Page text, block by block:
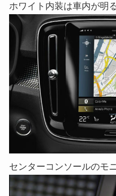
ホワイト内装は車内が明
センターコンソールのモ